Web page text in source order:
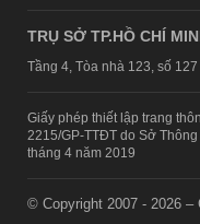
TRỤ SỞ TP.HỒ CHÍ
Tầng 4, Tòa nhà 123, số
Giấy phép thiết lập trang
2215/GP-TTĐT do Sở
tháng 4 năm 2019
© Copyright 2007 - 2026 –